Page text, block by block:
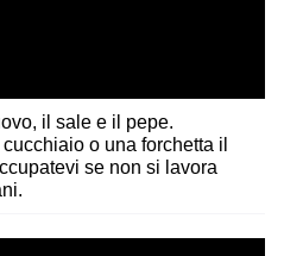
il sale e il pepe.
o una forchetta il
se non si lavora